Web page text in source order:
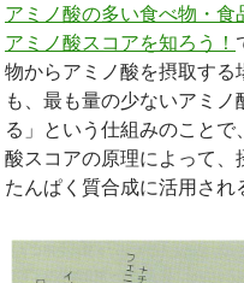
アミノ酸の多い食べ物・
アミノ酸スコアを知ろう！
物からアミノ酸を摂取する
も、最も量の少ないアミ
る」という仕組みのこと
酸スコアの原理によって
たんぱく質合成に活用され